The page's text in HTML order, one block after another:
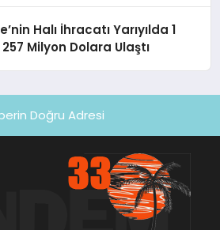
Halı İhracatı Yarıyılda 1
Milyon Dolara Ulaştı
Doğru Adresi